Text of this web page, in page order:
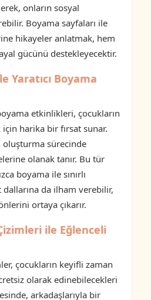
onların sosyal
Boyama sayfaları ile
hikayeler anlatmak, hem
gücünü destekleyecektir.
Yaratıcı Boyama
etkinlikleri, çocukların
için harika bir fırsat sunar.
oluşturma sürecinde
olanak tanır. Bu tür
boyama ile sınırlı
dallarına da ilham verebilir,
ortaya çıkarır.
ile Eğlenceli
çocukların keyifli zaman
olarak edinebilecekleri
arkadaşlarıyla bir